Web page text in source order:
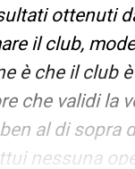
ottenuti
il club,
è che il club
che validi la
al di sopra
nessuna